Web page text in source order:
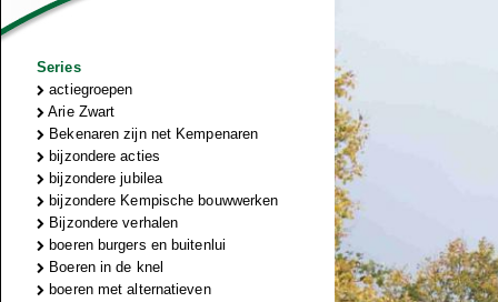
Series
actiegroepen
Arie Zwart
Bekenaren zijn net Kempenaren
bijzondere acties
bijzondere jubilea
bijzondere Kempische bouwwerken
Bijzondere verhalen
boeren burgers en buitenlui
Boeren in de knel
boeren met alternatieven